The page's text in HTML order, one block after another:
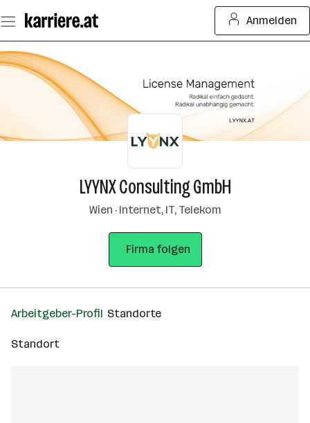
Seiteninhalt
springen
Anmelden
LYYNX Consulting GmbH
Wien · Internet, IT, Telekom
Firma folgen
Arbeitgeber-Profil Standorte
Standort